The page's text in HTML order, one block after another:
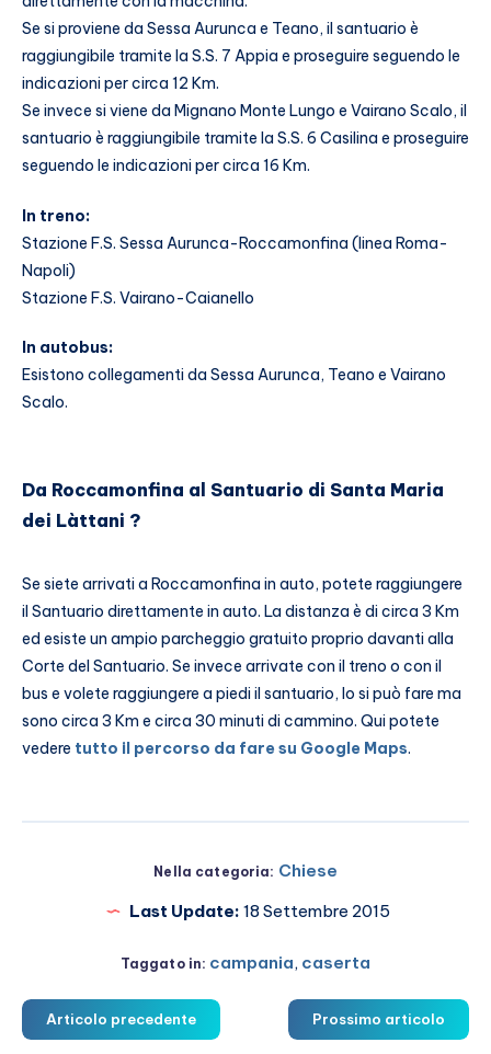
Se si proviene da Sessa Aurunca e Teano, il santuario è
raggiungibile tramite la S.S. 7 Appia e proseguire seguendo le
indicazioni per circa 12 Km.
Se invece si viene da Mignano Monte Lungo e Vairano Scalo, il
santuario è raggiungibile tramite la S.S. 6 Casilina e proseguire
seguendo le indicazioni per circa 16 Km.
In treno:
Stazione F.S. Sessa Aurunca-Roccamonfina (linea Roma-
Napoli)
Stazione F.S. Vairano-Caianello
In autobus:
Esistono collegamenti da Sessa Aurunca, Teano e Vairano
Scalo.
Da Roccamonfina al Santuario di Santa Maria
dei Làttani ?
Se siete arrivati a Roccamonfina in auto, potete raggiungere
il Santuario direttamente in auto. La distanza è di circa 3 Km
ed esiste un ampio parcheggio gratuito proprio davanti alla
Corte del Santuario. Se invece arrivate con il treno o con il
bus e volete raggiungere a piedi il santuario, lo si può fare ma
sono circa 3 Km e circa 30 minuti di cammino. Qui potete
vedere tutto il percorso da fare su Google Maps.
Nella categoria: Chiese
Last Update: 18 Settembre 2015
Taggato in: campania, caserta
Articolo precedente Prossimo articolo